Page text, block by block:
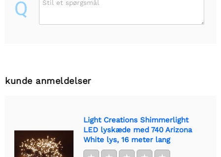
Q Stil et spørgsmål
kunde anmeldelser
Light Creations Shimmerlight
LED lyskæde med 740 Arizona
White lys, 16 meter lang